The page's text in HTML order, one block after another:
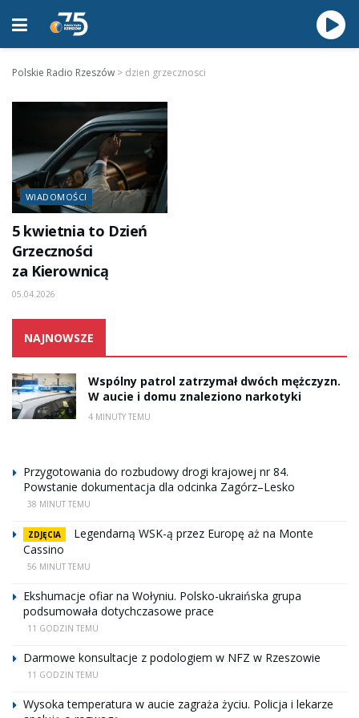
Polskie Radio Rzeszów > dzien grzecznosci
WIADOMOŚCI
5 kwietnia to Dzień
Grzeczności
za Kierownicą
05.04.2026
NAJNOWSZE
Wspólny patrol zatrzymał dwóch mężczyzn.
W aucie i domu znaleziono narkotyki
4 MINUTY TEMU
Przygotowania do rozbudowy drogi krajowej nr 84.
Powstanie dokumentacja dla odcinka Zagórz–Lesko
38 MINUT TEMU
ZDJĘCIA
Legendarną WSK-ą przez Europę aż na Monte
Cassino
56 MINUT TEMU
Ekshumacje ofiar na Wołyniu. Polsko-ukraińska grupa
podsumowała dotychczasowe prace
11 GODZIN TEMU
Darmowe konsultacje z podologiem w NFZ w Rzeszowie
11 GODZIN TEMU
Wysoka temperatura w aucie zagraża życiu. Policja i lekarze